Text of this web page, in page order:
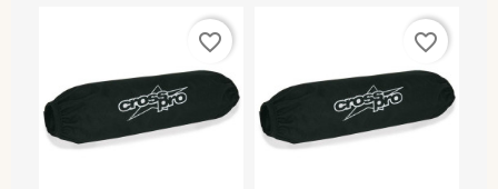
favorite_border favorite_border